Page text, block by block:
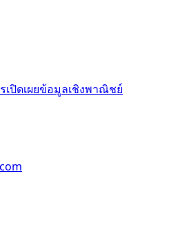
เปิดเผยข้อมูลเชิงพาณิชย์